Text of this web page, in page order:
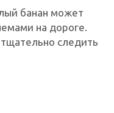
банан может
на дороге.
следить